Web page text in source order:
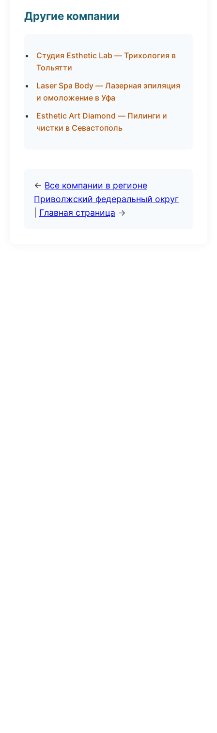
Другие компании
Студия Esthetic Lab — Трихология в
Тольятти
Laser Spa Body — Лазерная эпиляция
и омоложение в Уфа
Esthetic Art Diamond — Пилинги и
чистки в Севастополь
← Все компании в регионе
Приволжский федеральный округ
Главная страница →